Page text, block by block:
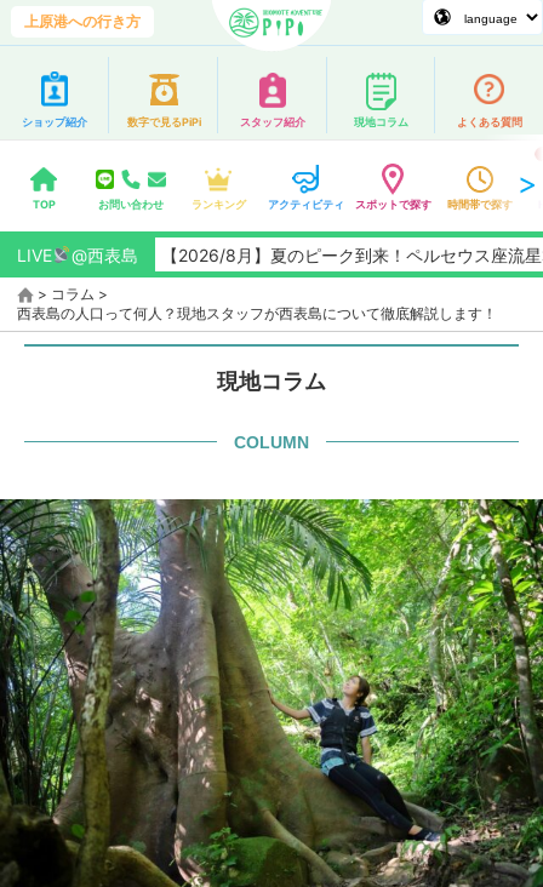
上原港への行き方
ショップ紹介 数字で見るPiPi スタッフ紹介 現地コラム よくある質問
TOP お問い合わせ ランキング アクティビティ スポットで探す 時間帯で探す
LIVE @西表島
【2026/8月】夏のピーク到来！ペルセウス座流星群観測チャ
> コラム >
西表島の人口って何人？現地スタッフが西表島について徹底解説します！
現地コラム
COLUMN